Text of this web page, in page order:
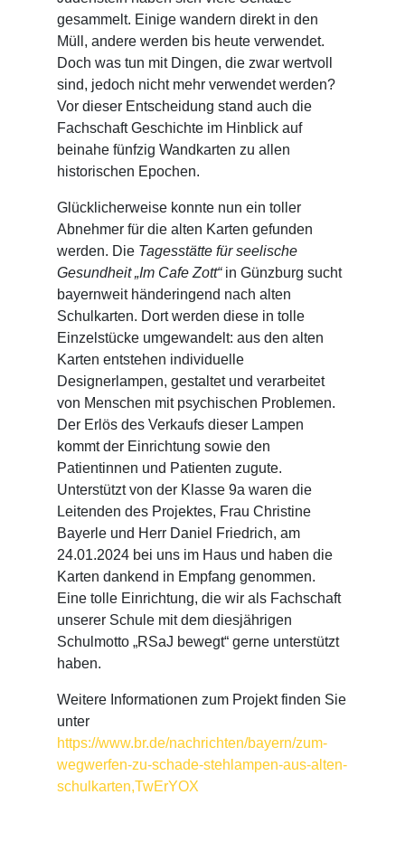
gesammelt. Einige wandern direkt in den
Müll, andere werden bis heute verwendet.
Doch was tun mit Dingen, die zwar wertvoll
sind, jedoch nicht mehr verwendet werden?
Vor dieser Entscheidung stand auch die
Fachschaft Geschichte im Hinblick auf
beinahe fünfzig Wandkarten zu allen
historischen Epochen.
Glücklicherweise konnte nun ein toller
Abnehmer für die alten Karten gefunden
werden. Die Tagesstätte für seelische
Gesundheit „Im Cafe Zott“ in Günzburg sucht
bayernweit händeringend nach alten
Schulkarten. Dort werden diese in tolle
Einzelstücke umgewandelt: aus den alten
Karten entstehen individuelle
Designerlampen, gestaltet und verarbeitet
von Menschen mit psychischen Problemen.
Der Erlös des Verkaufs dieser Lampen
kommt der Einrichtung sowie den
Patientinnen und Patienten zugute.
Unterstützt von der Klasse 9a waren die
Leitenden des Projektes, Frau Christine
Bayerle und Herr Daniel Friedrich, am
24.01.2024 bei uns im Haus und haben die
Karten dankend in Empfang genommen.
Eine tolle Einrichtung, die wir als Fachschaft
unserer Schule mit dem diesjährigen
Schulmotto „RSaJ bewegt“ gerne unterstützt
haben.
Weitere Informationen zum Projekt finden Sie
unter
https://www.br.de/nachrichten/bayern/zum-
wegwerfen-zu-schade-stehlampen-aus-alten-
schulkarten,TwErYOX